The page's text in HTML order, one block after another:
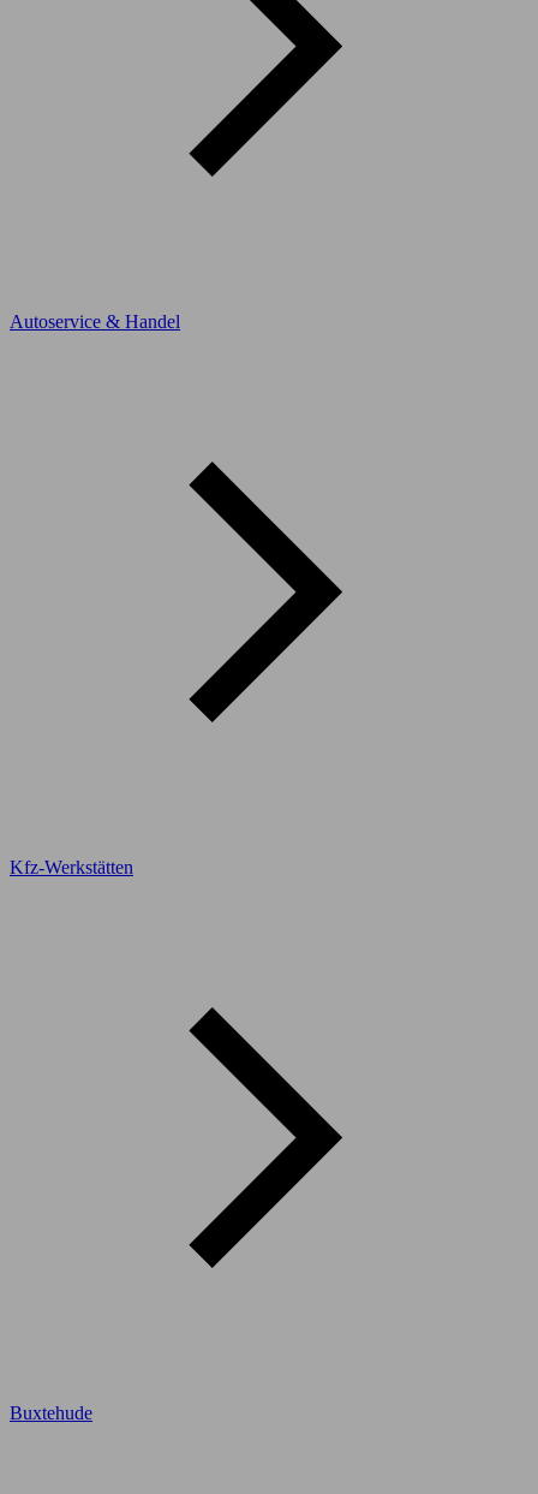
Autoservice & Handel
Kfz-Werkstätten
Buxtehude